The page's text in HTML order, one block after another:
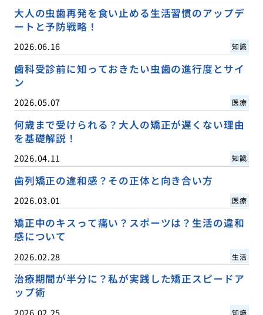
大人の虫歯再発を食い止める生活習慣のアップデ
ートと予防戦略！
2026.06.16 知識
歯科受診前に知っておきたい虫歯の進行度とサイ
ン
2026.05.07 医療
何歳まで受けられる？大人の矯正が遅くない理由
を基礎解説！
2026.04.11 知識
歯列矯正の違和感？その正体と向き合い方
2026.03.01 医療
矯正中のキスって痛い？スポーツは？生活の違和
感について
2026.02.28 生活
治療期間が半分に？私が実践した矯正スピードア
ップ術
2026.02.25 知識